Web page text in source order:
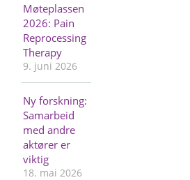
Møteplassen
2026: Pain
Reprocessing
Therapy
9. juni 2026
Ny forskning:
Samarbeid
med andre
aktører er
viktig
18. mai 2026